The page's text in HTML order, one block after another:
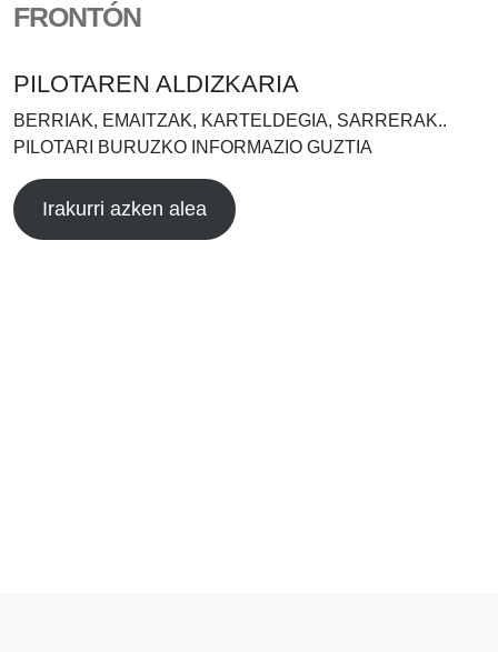
FRONTÓN
PILOTAREN ALDIZKARIA
BERRIAK, EMAITZAK, KARTELDEGIA, SARRERAK..
PILOTARI BURUZKO INFORMAZIO GUZTIA
Irakurri azken alea